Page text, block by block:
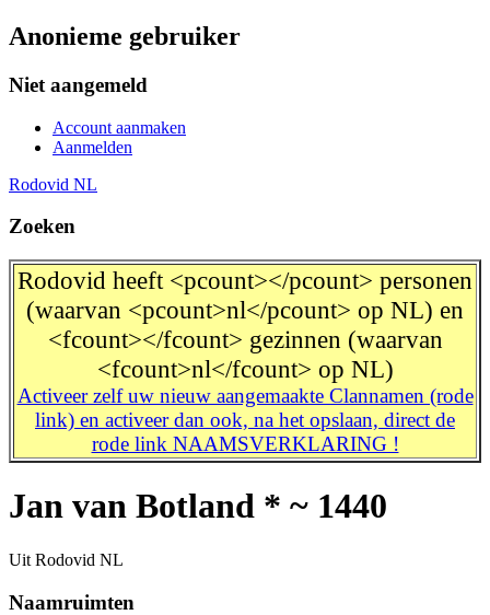
Anonieme gebruiker
Niet aangemeld
Account aanmaken
Aanmelden
Rodovid NL
Zoeken
Rodovid heeft <pcount></pcount> personen
(waarvan <pcount>nl</pcount> op NL) en
<fcount></fcount> gezinnen (waarvan
<fcount>nl</fcount> op NL)
Activeer zelf uw nieuw aangemaakte Clannamen (rode
link) en activeer dan ook, na het opslaan, direct de
rode link NAAMSVERKLARING !
Jan van Botland * ~ 1440
Uit Rodovid NL
Naamruimten